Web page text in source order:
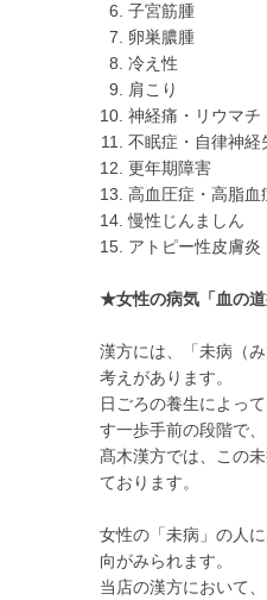
子宮筋腫
卵巣膿腫
冷え性
肩こり
神経痛・リウマチ
不眠症・自律神経
更年期障害
高血圧症・高脂血
慢性じんましん
アトピー性皮膚炎
★女性の病気「血の
漢方には、「未病（
考えがあります。
日ごろの養生によっ
す一歩手前の段階で
髙木漢方では、この
ております。
女性の「未病」の人
向がみられます。
当店の漢方において